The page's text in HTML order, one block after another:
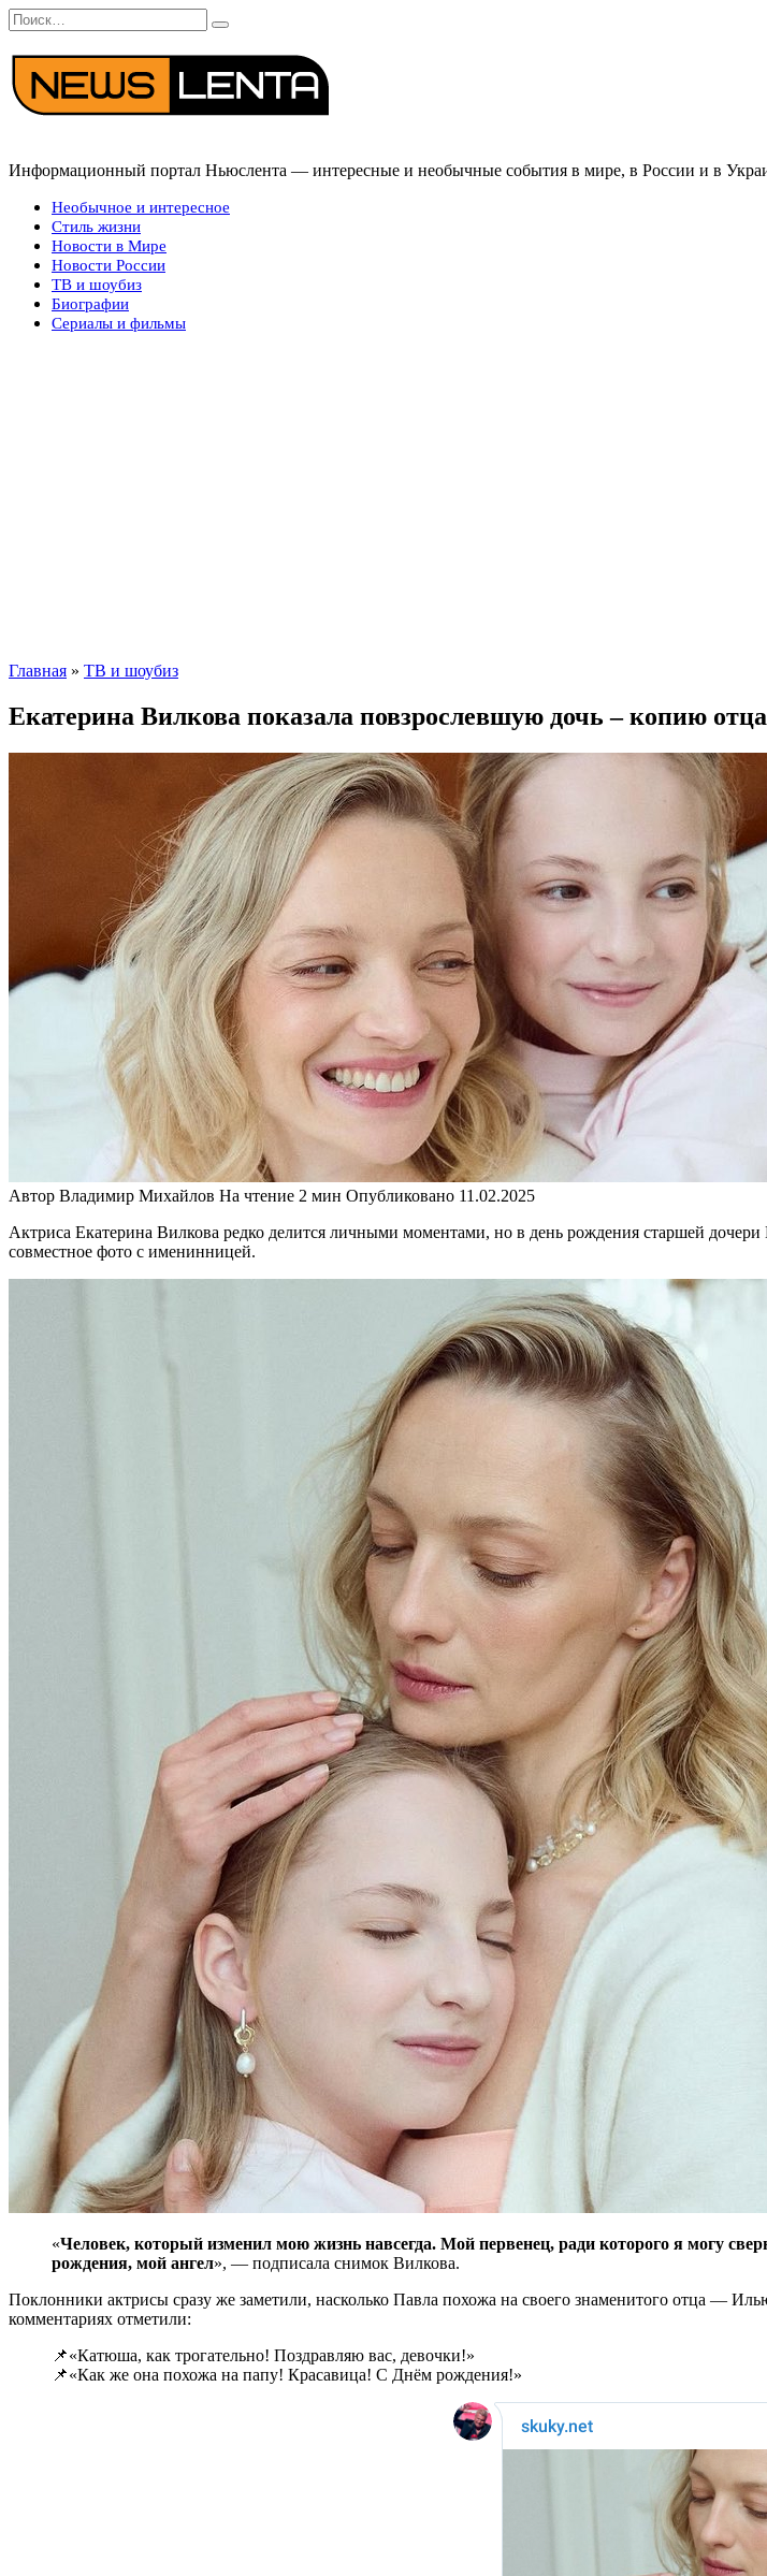
Перейти
к
содержанию
Search
for:
Информационный портал Ньюслента — интересные и необычные события в мире, в России и в
Необычное и интересное
Стиль жизни
Новости в Мире
Новости России
ТВ и шоубиз
Биографии
Сериалы и фильмы
Главная » ТВ и шоубиз
Екатерина Вилкова показала повзрослевшую дочь – копию отца
Автор Владимир Михайлов На чтение 2 мин Опубликовано 11.02.2025
Актриса Екатерина Вилкова редко делится личными моментами, но в день рождения старшей
совместное фото с именинницей.
«Человек, который изменил мою жизнь навсегда. Мой первенец, ради которого я могу
рождения, мой ангел», — подписала снимок Вилкова.
Поклонники актрисы сразу же заметили, насколько Павла похожа на своего знаменитого отца —
комментариях отметили:
📌«Катюша, как трогательно! Поздравляю вас, девочки!»
📌«Как же она похожа на папу! Красавица! С Днём рождения!»